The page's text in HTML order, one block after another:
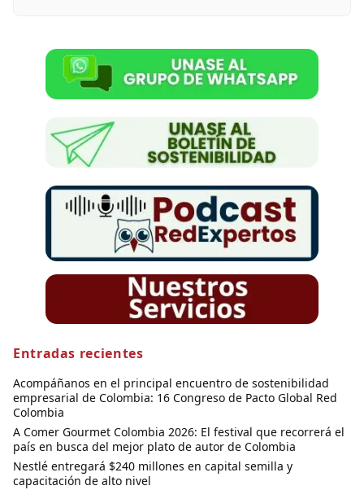
Entradas recientes
Acompáñanos en el principal encuentro de sostenibilidad
empresarial de Colombia: 16 Congreso de Pacto Global Red
Colombia
A Comer Gourmet Colombia 2026: El festival que recorrerá el
país en busca del mejor plato de autor de Colombia
Nestlé entregará $240 millones en capital semilla y
capacitación de alto nivel